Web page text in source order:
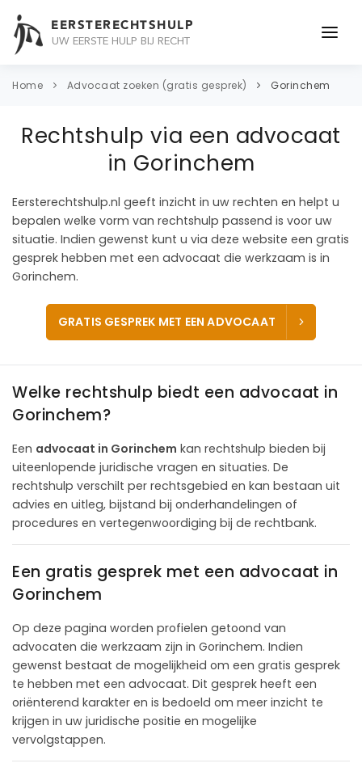
EERSTERECHTSHULP
UW EERSTE HULP BIJ RECHT
ONDERWERPEN
CONTACT
Home Advocaat zoeken (gratis gesprek) Gorinchem
Rechtshulp via een advocaat
in Gorinchem
Eersterechtshulp.nl geeft inzicht in uw rechten en helpt u
bepalen welke vorm van rechtshulp passend is voor uw
situatie. Indien gewenst kunt u via deze website een gratis
gesprek hebben met een advocaat die werkzaam is in
Gorinchem.
GRATIS GESPREK MET EEN ADVOCAAT
Welke rechtshulp biedt een advocaat in
Gorinchem?
Een advocaat in Gorinchem kan rechtshulp bieden bij
uiteenlopende juridische vragen en situaties. De
rechtshulp verschilt per rechtsgebied en kan bestaan uit
advies en uitleg, bijstand bij onderhandelingen of
procedures en vertegenwoordiging bij de rechtbank.
Een gratis gesprek met een advocaat in
Gorinchem
Op deze pagina worden profielen getoond van
advocaten die werkzaam zijn in Gorinchem. Indien
gewenst bestaat de mogelijkheid om een gratis gesprek
te hebben met een advocaat. Dit gesprek heeft een
oriënterend karakter en is bedoeld om meer inzicht te
krijgen in uw juridische positie en mogelijke
vervolgstappen.